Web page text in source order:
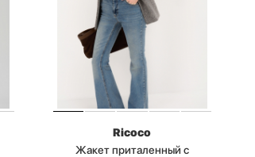
Ricoco
Жакет приталенный с